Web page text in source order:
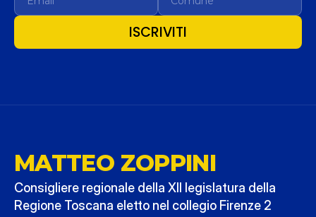
ISCRIVITI
MATTEO ZOPPINI
Consigliere regionale della XII legislatura della
Regione Toscana eletto nel collegio Firenze 2